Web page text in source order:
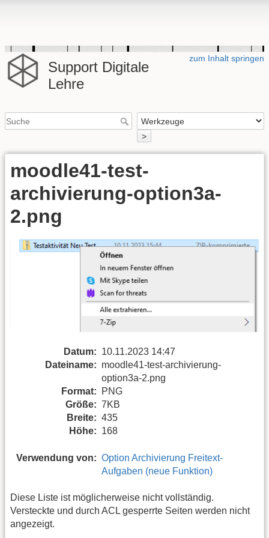
zum Inhalt springen
Support Digitale
Lehre
>
moodle41-test-
archivierung-option3a-
2.png
Datum: 10.11.2023 14:47
Dateiname: moodle41-test-archivierung-
option3a-2.png
Format:
PNG
Größe: 7KB
Breite: 435
Höhe: 168
Verwendung von: Option Archivierung Freitext-
Aufgaben (neue Funktion)
Diese Liste ist möglicherweise nicht vollständig.
Versteckte und durch ACL gesperrte Seiten werden nicht
angezeigt.